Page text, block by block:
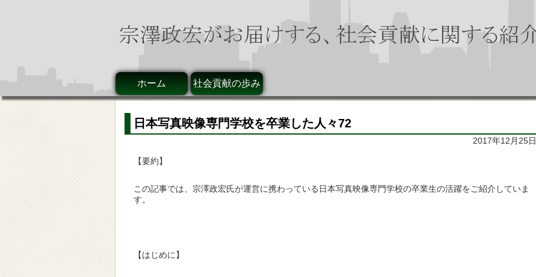
ホーム 社会貢献の歩み
日本写真映像専門学校を卒業した人々72
2017年12月25日
【要約】
この記事では、宗澤政宏氏が運営に携わっている日本写真映像専門学校の卒業生の活躍をご紹介していま
す。
【はじめに】